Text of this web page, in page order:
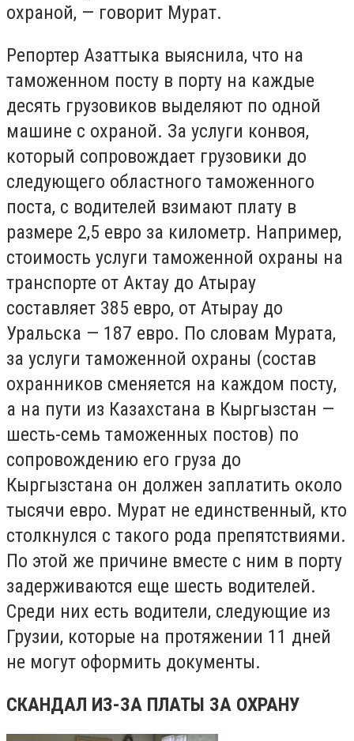
охраной, — говорит Мурат.
Репортер Азаттыка выяснила, что на
таможенном посту в порту на каждые
десять грузовиков выделяют по одной
машине с охраной. За услуги конвоя,
который сопровождает грузовики до
следующего областного таможенного
поста, с водителей взимают плату в
размере 2,5 евро за километр. Например,
стоимость услуги таможенной охраны на
транспорте от Актау до Атырау
составляет 385 евро, от Атырау до
Уральска — 187 евро. По словам Мурата,
за услуги таможенной охраны (состав
охранников сменяется на каждом посту,
а на пути из Казахстана в Кыргызстан —
шесть-семь таможенных постов) по
сопровождению его груза до
Кыргызстана он должен заплатить около
тысячи евро. Мурат не единственный, кто
столкнулся с такого рода препятствиями.
По этой же причине вместе с ним в порту
задерживаются еще шесть водителей.
Среди них есть водители, следующие из
Грузии, которые на протяжении 11 дней
не могут оформить документы.
СКАНДАЛ ИЗ-ЗА ПЛАТЫ ЗА ОХРАНУ